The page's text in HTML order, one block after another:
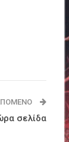
σελίδα